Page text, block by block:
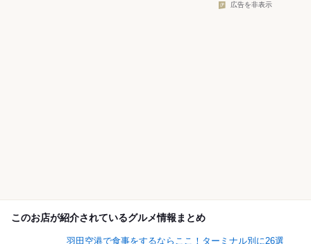
広告を非表示
このお店が紹介されているグルメ情報まとめ
羽田空港で食事をするならここ！ターミナル別に26選